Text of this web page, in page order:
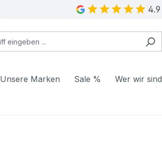
4.9
Unsere Marken Sale % Wer wir sind